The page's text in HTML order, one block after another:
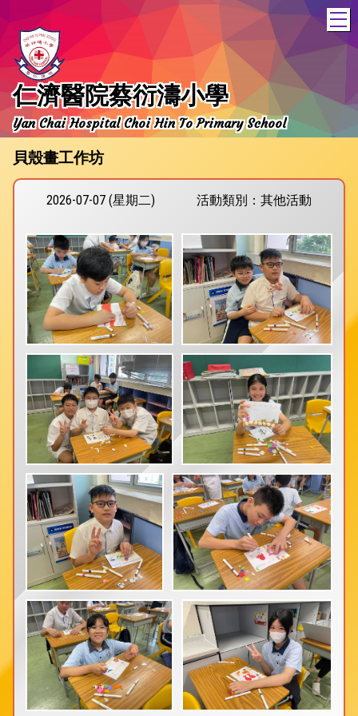
仁濟醫院蔡衍濤小學
Yan Chai Hospital Choi Hin To Primary School
貝殼畫工作坊
2026-07-07 (星期二) 活動類別：其他活動